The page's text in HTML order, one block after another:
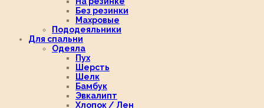
Без резинки
Махровые
Пододеяльники
Для спальни
Одеяла
Пух
Шерсть
Шелк
Бамбук
Эвкалипт
Хлопок / Лен